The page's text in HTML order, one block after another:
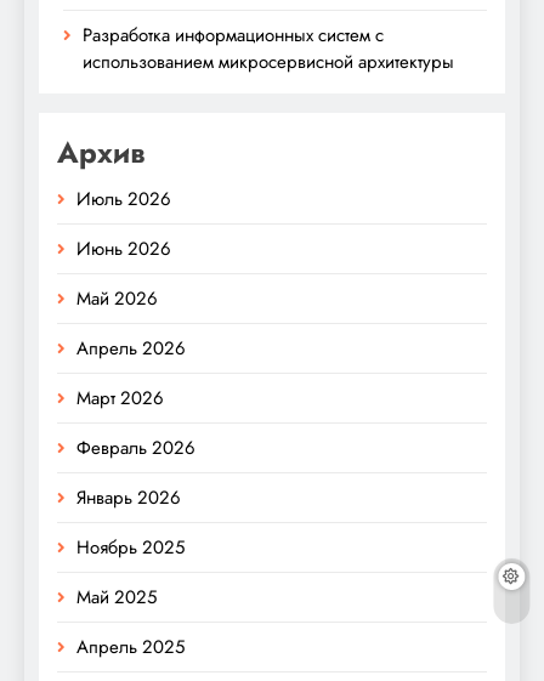
Разработка информационных систем с
использованием микросервисной архитектуры
Архив
Июль 2026
Июнь 2026
Май 2026
Апрель 2026
Март 2026
Февраль 2026
Январь 2026
Ноябрь 2025
Май 2025
Апрель 2025